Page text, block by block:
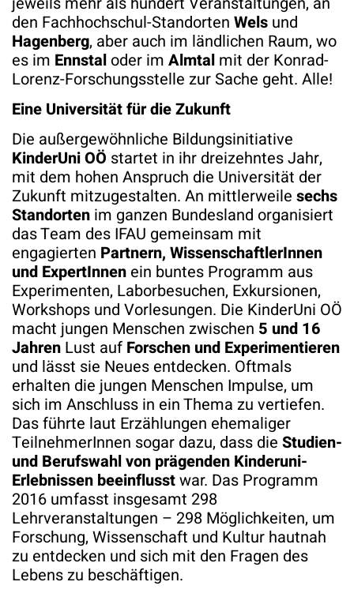
den Fachhochschul-Standorten Wels und
Hagenberg, aber auch im ländlichen Raum, wo
es im Ennstal oder im Almtal mit der Konrad-
Lorenz-Forschungsstelle zur Sache geht. Alle!
Eine Universität für die Zukunft
Die außergewöhnliche Bildungsinitiative
KinderUni OÖ startet in ihr dreizehntes Jahr,
mit dem hohen Anspruch die Universität der
Zukunft mitzugestalten. An mittlerweile sechs
Standorten im ganzen Bundesland organisiert
das Team des IFAU gemeinsam mit
engagierten Partnern, WissenschaftlerInnen
und ExpertInnen ein buntes Programm aus
Experimenten, Laborbesuchen, Exkursionen,
Workshops und Vorlesungen. Die KinderUni OÖ
macht jungen Menschen zwischen 5 und 16
Jahren Lust auf Forschen und Experimentieren
und lässt sie Neues entdecken. Oftmals
erhalten die jungen Menschen Impulse, um
sich im Anschluss in ein Thema zu vertiefen.
Das führte laut Erzählungen ehemaliger
TeilnehmerInnen sogar dazu, dass die Studien-
und Berufswahl von prägenden Kinderuni-
Erlebnissen beeinflusstwar. Das Programm
2016 umfasst insgesamt 298
Lehrveranstaltungen – 298 Möglichkeiten, um
Forschung, Wissenschaft und Kultur hautnah
zu entdecken und sich mit den Fragen des
Lebens zu beschäftigen.